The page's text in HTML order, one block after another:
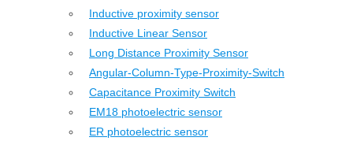
Inductive proximity sensor
Inductive Linear Sensor
Long Distance Proximity Sensor
Angular-Column-Type-Proximity-Switch
Capacitance Proximity Switch
EM18 photoelectric sensor
ER photoelectric sensor